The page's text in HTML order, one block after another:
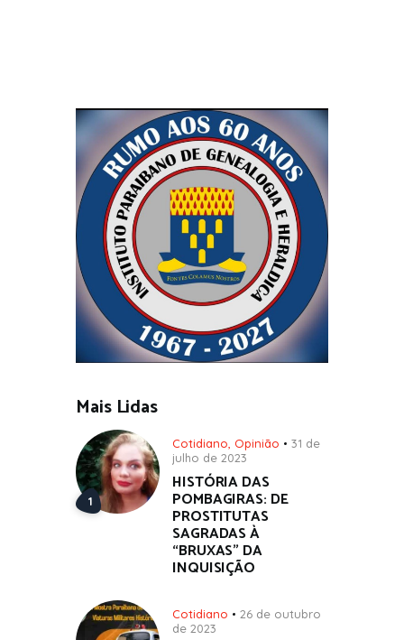
Mais Lidas
Cotidiano Opinião
31 de
julho de 2023
HISTÓRIA DAS
POMBAGIRAS: DE
PROSTITUTAS
SAGRADAS À
“BRUXAS” DA
INQUISIÇÃO
Cotidiano
26 de outubro
de 2023